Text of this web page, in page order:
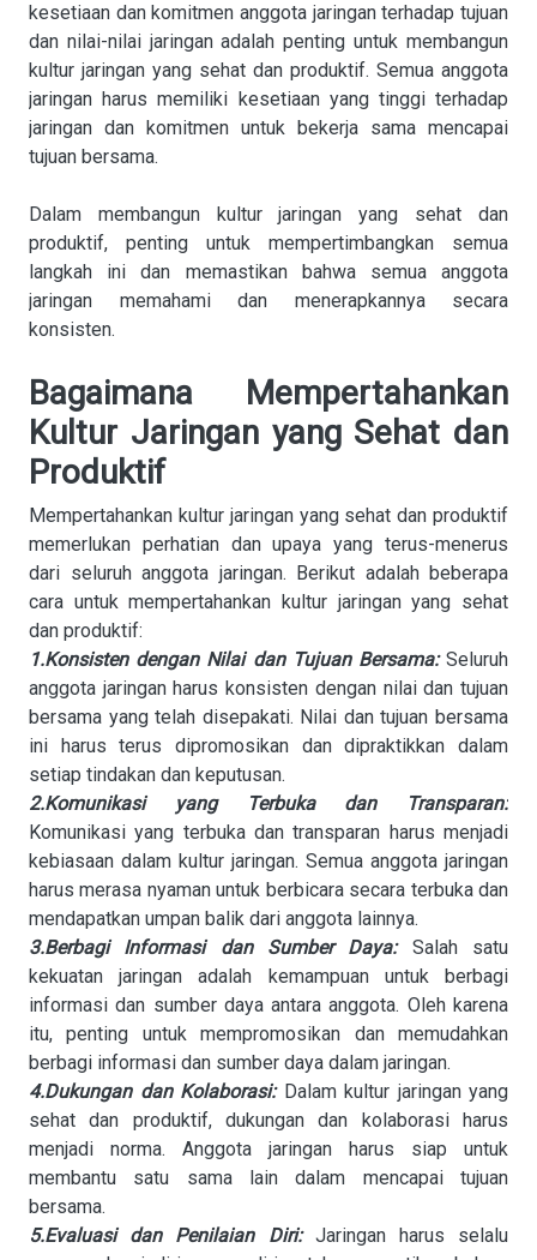
kesetiaan dan komitmen anggota jaringan terhadap tujuan
dan nilai-nilai jaringan adalah penting untuk membangun
kultur jaringan yang sehat dan produktif. Semua anggota
jaringan harus memiliki kesetiaan yang tinggi terhadap
jaringan dan komitmen untuk bekerja sama mencapai
tujuan bersama.
Dalam membangun kultur jaringan yang sehat dan
produktif, penting untuk mempertimbangkan semua
langkah ini dan memastikan bahwa semua anggota
jaringan memahami dan menerapkannya secara
konsisten.
Bagaimana Mempertahankan
Kultur Jaringan yang Sehat dan
Produktif
Mempertahankan kultur jaringan yang sehat dan produktif
memerlukan perhatian dan upaya yang terus-menerus
dari seluruh anggota jaringan. Berikut adalah beberapa
cara untuk mempertahankan kultur jaringan yang sehat
dan produktif:
1.Konsisten dengan Nilai dan Tujuan Bersama:Seluruh
anggota jaringan harus konsisten dengan nilai dan tujuan
bersama yang telah disepakati. Nilai dan tujuan bersama
ini harus terus dipromosikan dan dipraktikkan dalam
setiap tindakan dan keputusan.
2.Komunikasi yang Terbuka dan Transparan:
Komunikasi yang terbuka dan transparan harus menjadi
kebiasaan dalam kultur jaringan. Semua anggota jaringan
harus merasa nyaman untuk berbicara secara terbuka dan
mendapatkan umpan balik dari anggota lainnya.
3.Berbagi Informasi dan Sumber Daya:Salah satu
kekuatan jaringan adalah kemampuan untuk berbagi
informasi dan sumber daya antara anggota. Oleh karena
itu, penting untuk mempromosikan dan memudahkan
berbagi informasi dan sumber daya dalam jaringan.
4.Dukungan dan Kolaborasi:Dalam kultur jaringan yang
sehat dan produktif, dukungan dan kolaborasi harus
menjadi norma. Anggota jaringan harus siap untuk
membantu satu sama lain dalam mencapai tujuan
bersama.
5.Evaluasi dan Penilaian Diri:Jaringan harus selalu